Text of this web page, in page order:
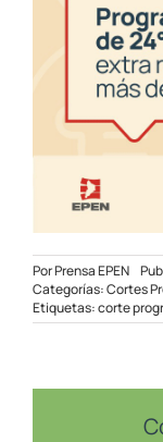
PorPrensa EPEN
Categorías:Cortes
Etiquetas:corte